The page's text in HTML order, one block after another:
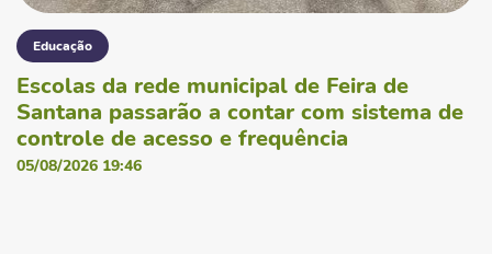
Educação
Escolas da rede municipal de Feira de
Santana passarão a contar com sistema de
controle de acesso e frequência
05/08/2026 19:46